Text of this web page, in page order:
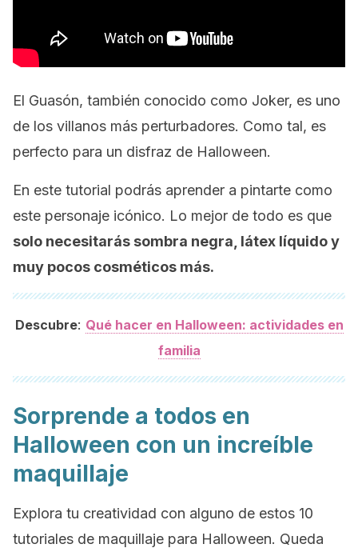
El Guasón, también conocido como Joker, es uno
de los villanos más perturbadores. Como tal, es
perfecto para un disfraz de Halloween.
En este tutorial podrás aprender a pintarte como
este personaje icónico. Lo mejor de todo es que
solo necesitarás sombra negra, látex líquido y
muy pocos cosméticos más.
Descubre: Qué hacer en Halloween: actividades en
familia
Sorprende a todos en
Halloween con un increíble
maquillaje
Explora tu creatividad con alguno de estos 10
tutoriales de maquillaje para Halloween. Queda